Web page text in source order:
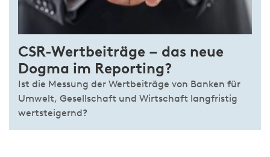
CSR-Wertbeiträge – das neue
Dogma im Reporting?
Ist die Messung der Wertbeiträge von Banken für
Umwelt, Gesellschaft und Wirtschaft langfristig
wertsteigernd?